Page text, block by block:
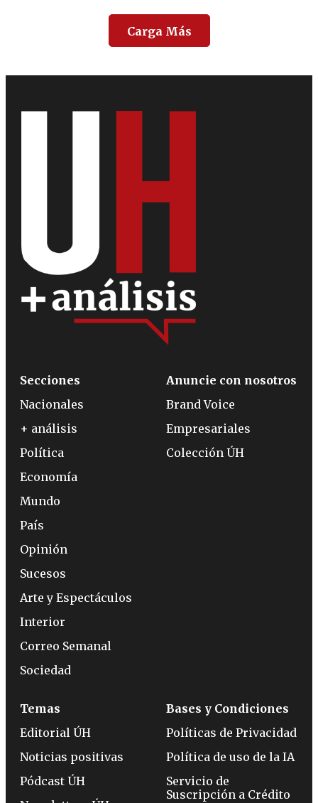
Carga Más
Secciones
Nacionales
+ análisis
Política
Economía
Mundo
País
Opinión
Sucesos
Arte y Espectáculos
Interior
Correo Semanal
Sociedad
Anuncie con nosotros
Brand Voice
Empresariales
Colección ÚH
Temas
Editorial ÚH
Noticias positivas
Pódcast ÚH
Bases y Condiciones
Políticas de Privacidad
Política de uso de la IA
Servicio de
Suscripción a Crédito